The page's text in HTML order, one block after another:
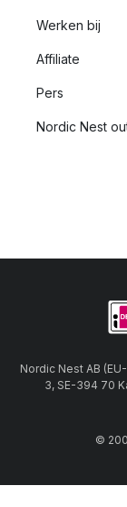
Werken bij
Affiliate
Pers
Nordic Nest
Nordic Nest AB
3, SE-394 70
©